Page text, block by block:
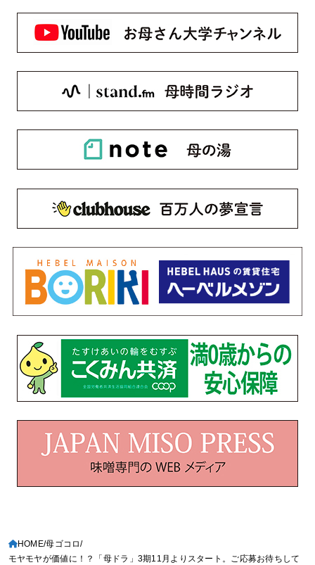
HOME 母ゴコロ
モヤモヤが価値に！？「母ドラ」3期11月よりスタート。ご応募お待ちして